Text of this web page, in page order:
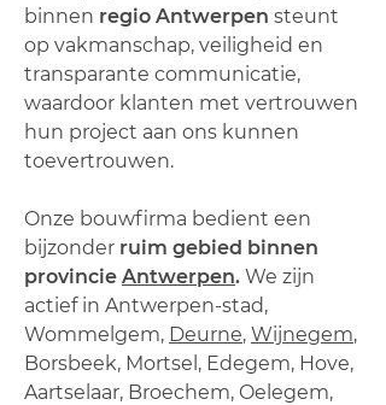
binnen regio Antwerpen steunt
op vakmanschap, veiligheid en
transparante communicatie,
waardoor klanten met vertrouwen
hun project aan ons kunnen
toevertrouwen.
Onze bouwfirma bedient een
bijzonder ruim gebied binnen
provincie Antwerpen. We zijn
actief in Antwerpen‑stad,
Wommelgem, Deurne, Wijnegem,
Borsbeek, Mortsel, Edegem, Hove,
Aartselaar, Broechem, Oelegem,